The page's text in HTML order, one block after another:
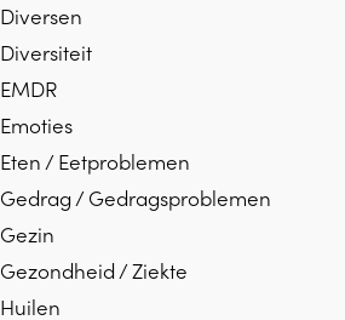
Diversen
Diversiteit
EMDR
Emoties
Eten / Eetproblemen
Gedrag / Gedragsproblemen
Gezin
Gezondheid / Ziekte
Huilen